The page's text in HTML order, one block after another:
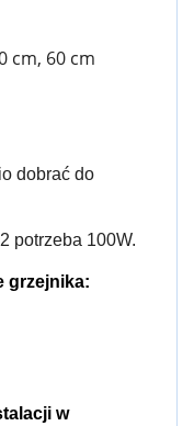
cm, 60 cm
dobrać do
potrzeba 100W.
grzejnika:
w